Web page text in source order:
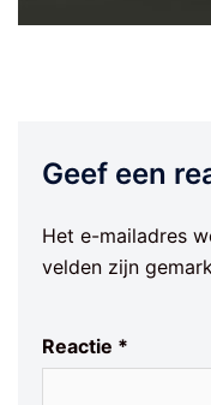
Geef een
Het e-mailadres
velden zijn
Reactie *